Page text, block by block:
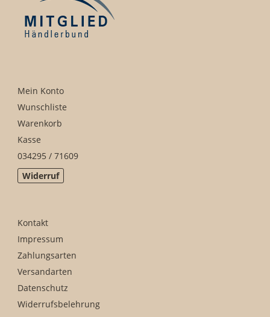
Mein Konto
Wunschliste
Warenkorb
Kasse
034295 / 71609
Widerruf
Kontakt
Impressum
Zahlungsarten
Versandarten
Datenschutz
Widerrufsbelehrung